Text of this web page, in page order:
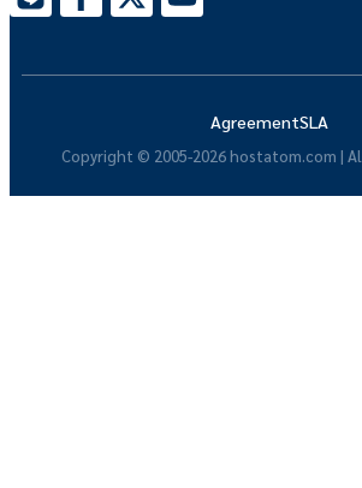
Copyright © 2005-2026 hostatom.com |
AgreementSLA